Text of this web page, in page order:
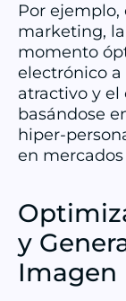
Por
marketing,
momento
electrónico
atractivo y
basándose
hiper-
en
y
Imagen